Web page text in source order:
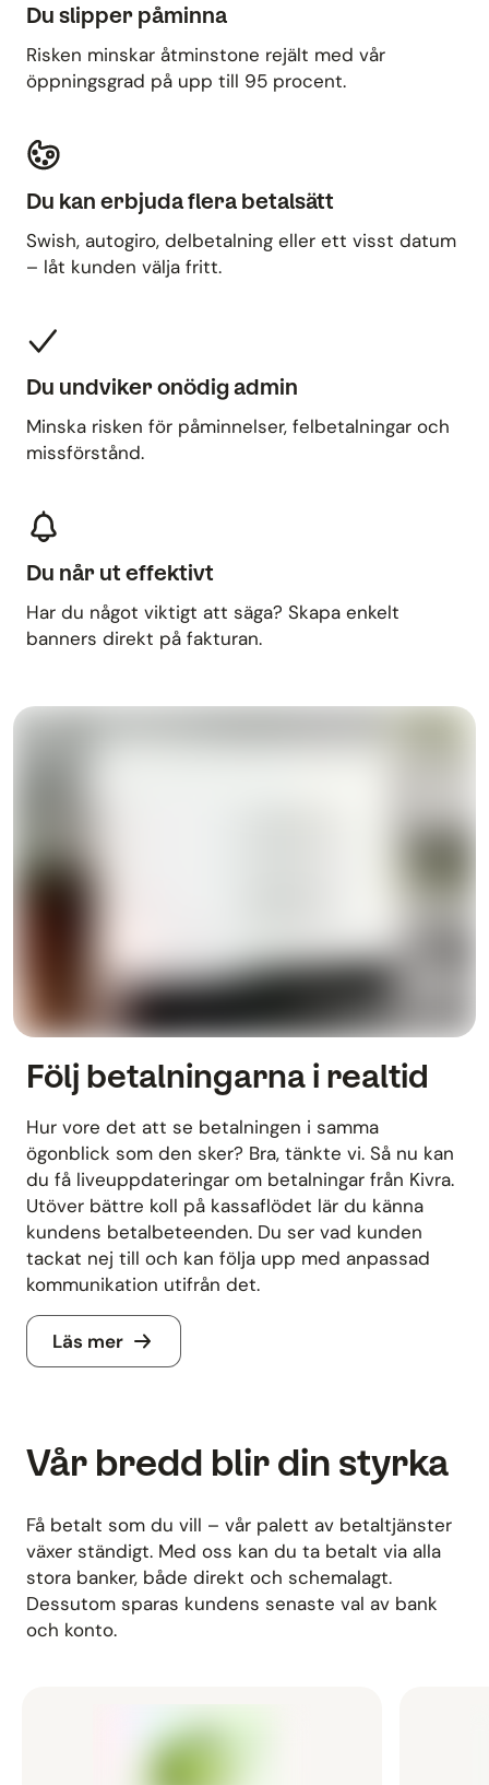
Du slipper påminna
Risken minskar åtminstone rejält med vår
öppningsgrad på upp till 95 procent.
Du kan erbjuda flera betalsätt
Swish, autogiro, delbetalning eller ett visst datum
– låt kunden välja fritt.
Du undviker onödig admin
Minska risken för påminnelser, felbetalningar och
missförstånd.
Du når ut effektivt
Har du något viktigt att säga? Skapa enkelt
banners direkt på fakturan.
Följ betalningarna i realtid
Hur vore det att se betalningen i samma
ögonblick som den sker? Bra, tänkte vi. Så nu kan
du få liveuppdateringar om betalningar från Kivra.
Utöver bättre koll på kassaflödet lär du känna
kundens betalbeteenden. Du ser vad kunden
tackat nej till och kan följa upp med anpassad
kommunikation utifrån det.
Läs mer
Vår bredd blir din styrka
Få betalt som du vill – vår palett av betaltjänster
växer ständigt. Med oss kan du ta betalt via alla
stora banker, både direkt och schemalagt.
Dessutom sparas kundens senaste val av bank
och konto.